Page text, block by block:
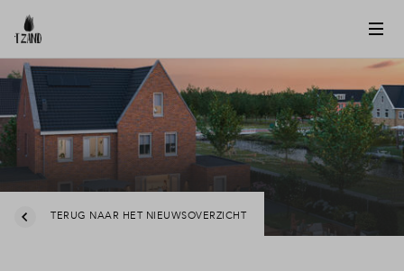
TERUG NAAR HET NIEUWSOVERZICHT